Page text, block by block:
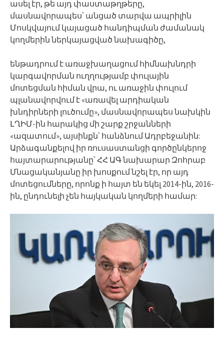
ասել էր, թե այդ փաստաթղթերը,
մասնավորապես՝ անցած տարվա ապրիլին
Մոսկվայում կայացած հանդիպման ժամանակ
կողմերին ներկայացված նախագիծը,
ենթադրում է առաջխաղացում հիմնախնդրի
կարգավորման ուղղությամբ փուլային
մոտեցման հիման վրա, ու առաջին փուլում
պլանավորվում է «առավել արդիական
խնդիրների լուծումը», մասնավորապես նախկին
ԼՂԻՄ-ին հարակից մի շարք շրջանների
«ազատում», այսինքն՝ հանձնում Ադրբեջանին:
Արձագանքելով իր ռուսաստանցի գործընկերոջ
հայտարարությանը՝ ՀՀ ԱԳ նախարար Զոհրաբ
Մնացականյանը իր խոսքում նշել էր, որ այդ
մոտեցումները, որոնք ի հայտ են եկել 2014-ին, 2016-
ին, ընդունելի չեն հայկական կողմերի համար: